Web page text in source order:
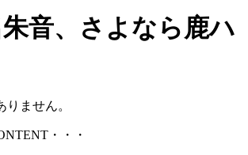
音、さよなら鹿ハ
りません。
・・・